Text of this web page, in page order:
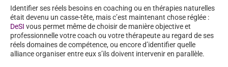
Identifier ses réels besoins en coaching ou en thérapies naturelles
était devenu un casse-tête, mais c’est maintenant chose réglée :
DeSI vous permet même de choisir de manière objective et
professionnelle votre coach ou votre thérapeute au regard de ses
réels domaines de compétence, ou encore d’identifier quelle
alliance organiser entre eux s’ils doivent intervenir en parallèle.